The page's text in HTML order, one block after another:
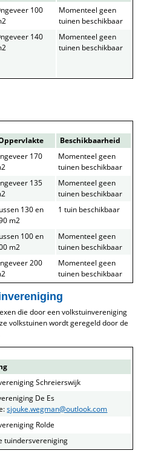
100
Momenteel geen
tuinen beschikbaar
140
Momenteel geen
tuinen beschikbaar
Beschikbaarheid
170
Momenteel geen
tuinen beschikbaar
135
Momenteel geen
tuinen beschikbaar
130 en
m2
1 tuin beschikbaar
100 en
m2
Momenteel geen
tuinen beschikbaar
200
Momenteel geen
tuinen beschikbaar
die door een volkstuinvereniging
volkstuinen wordt geregeld door de
Schreierswijk
De Es
sjouke.wegman@outlook.com
Rolde
tuindersvereniging